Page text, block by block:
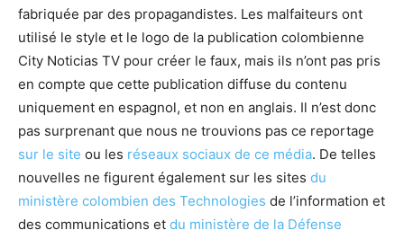
fabriquée par des propagandistes. Les malfaiteurs ont
utilisé le style et le logo de la publication colombienne
City Noticias TV pour créer le faux, mais ils n’ont pas pris
en compte que cette publication diffuse du contenu
uniquement en espagnol, et non en anglais. Il n’est donc
pas surprenant que nous ne trouvions pas ce reportage
sur le site ou les réseaux sociaux de ce média. De telles
nouvelles ne figurent également sur les sites du
ministère colombien des Technologies de l’information et
des communications et du ministère de la Défense